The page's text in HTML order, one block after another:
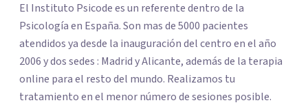
El Instituto Psicode es un referente dentro de la
Psicología en España. Son mas de 5000 pacientes
atendidos ya desde la inauguración del centro en el año
2006 y dos sedes : Madrid y Alicante, además de la terapia
online para el resto del mundo. Realizamos tu
tratamiento en el menor número de sesiones posible.